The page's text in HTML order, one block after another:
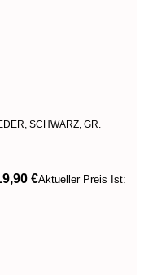
SCHWARZ, GR.
€Aktueller Preis Ist: